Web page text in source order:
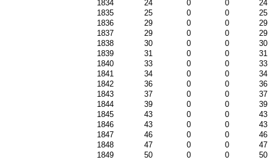
1834
24 0 0
24
1835
25 0 0
25
1836
29 0 0
29
1837
29 0 0
29
1838
30 0 0
30
1839
31 0 0
31
1840
33 0 0
33
1841
34 0 0
34
1842
36 0 0
36
1843
37 0 0
37
1844
39 0 0
39
1845
43 0 0
43
1846
43 0 0
43
1847
46 0 0
46
1848
47 0 0
47
1849
50 0 0 50